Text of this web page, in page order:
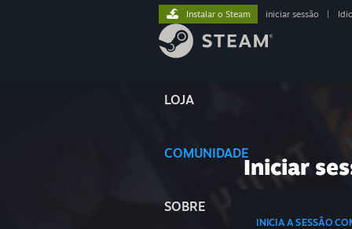
LOJA
COMUNIDADE
SOBRE
Instalar o Steam iniciar sessão
Iniciar
INICIA A SESSÃO